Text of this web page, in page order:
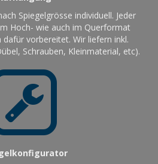
Spiegelgrösse individuell. Jeder
Hoch- wie auch im Querformat
dafür vorbereitet. Wir liefern inkl.
Schrauben, Kleinmaterial, etc).